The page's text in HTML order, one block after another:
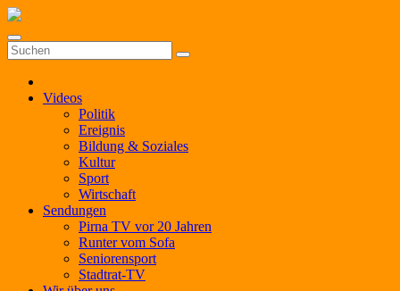
Zum
springen
Videos
Politik
Ereignis
Bildung & Soziales
Kultur
Sport
Wirtschaft
Sendungen
Pirna TV vor 20 Jahren
Runter vom Sofa
Seniorensport
Stadtrat-TV